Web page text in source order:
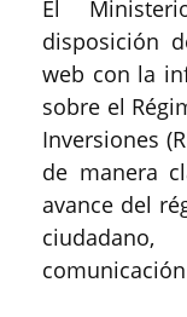
El
disposición
web con la
sobre el
Inversiones
de manera
avance del